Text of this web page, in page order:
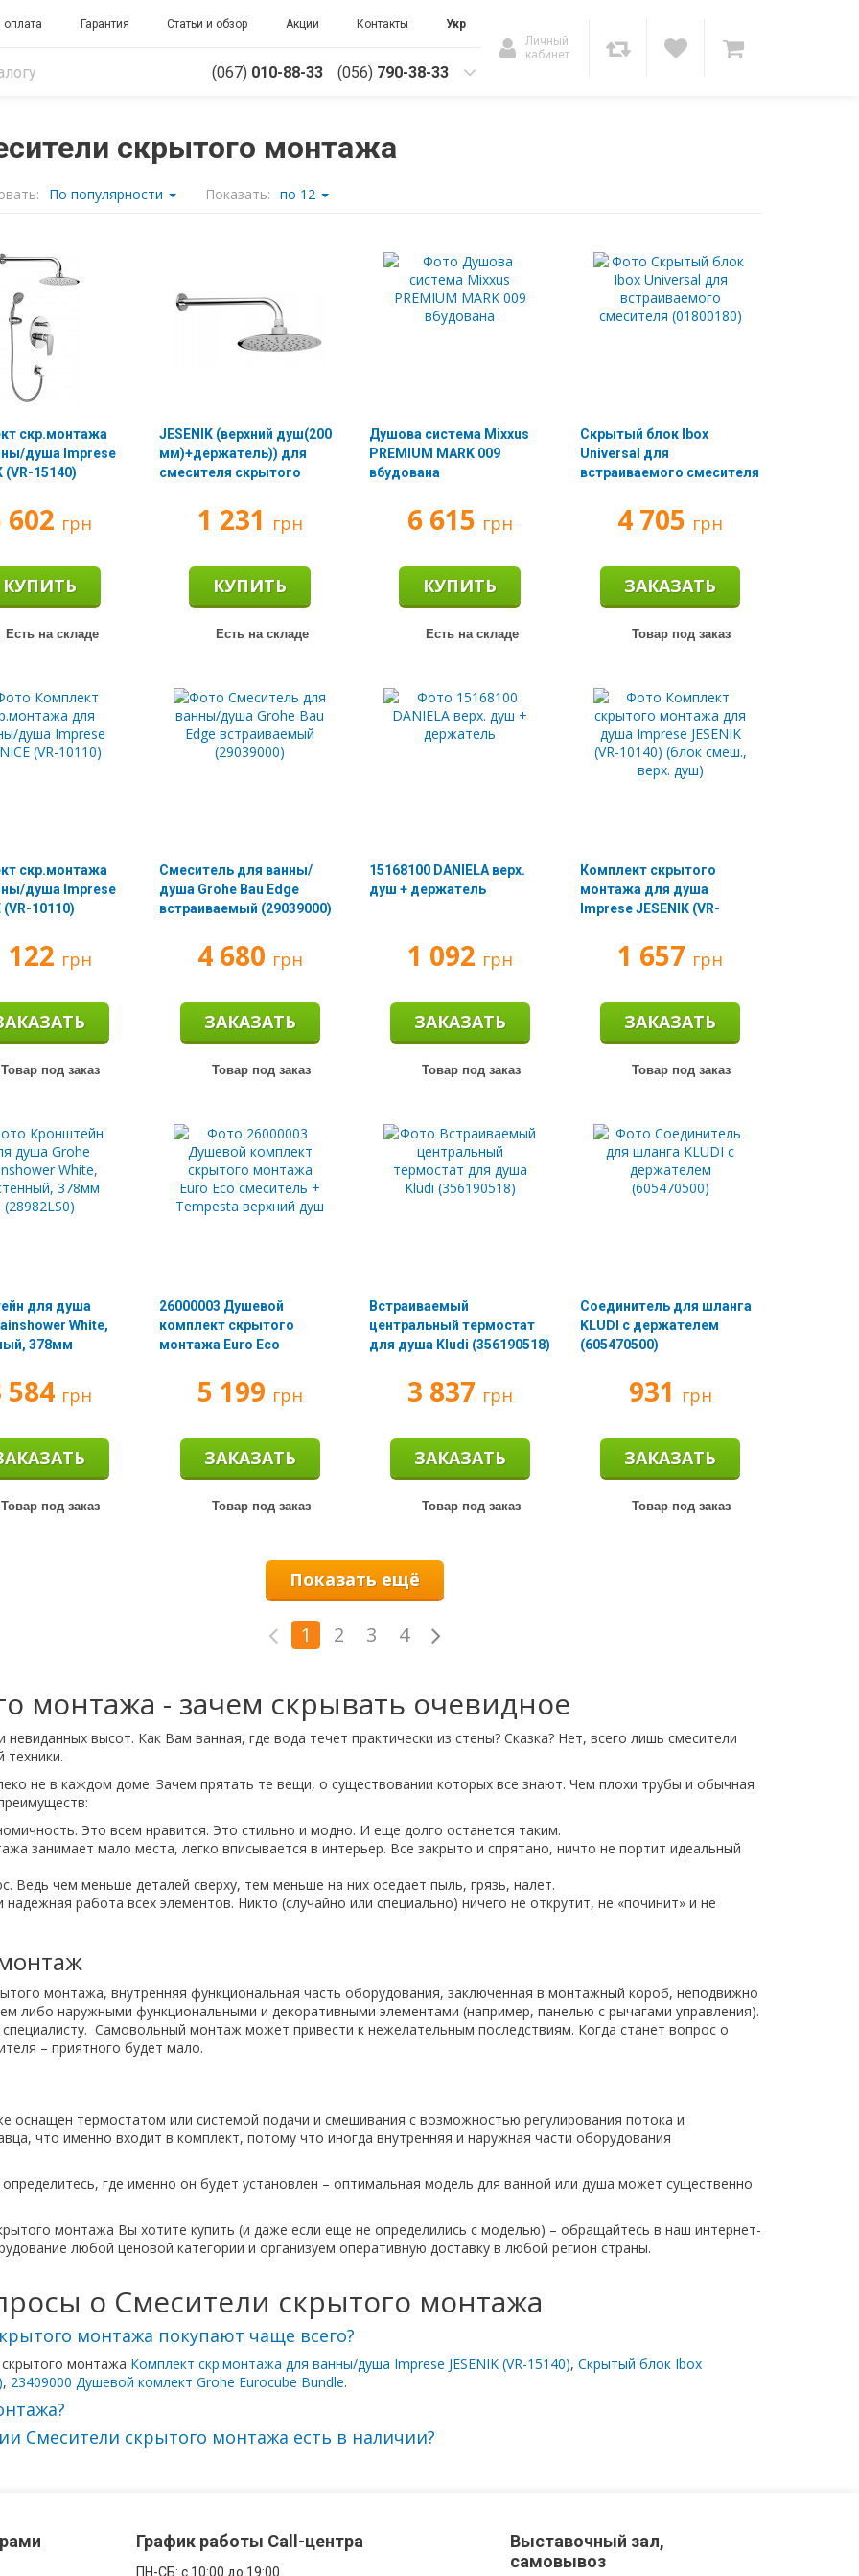
оплата Гарантия Статьи и обзор Акции Контакты Укр
(067)010-88-33 (056)790-38-33
Личный
кабинет
скрытого монтажа
По популярности Показать: по 12
скр.монтажа
душа Imprese
(VR-15140)
602 грн
КУПИТЬ
Есть на складе
JESENIK (верхний душ(200
мм)+держатель)) для
смесителя скрытого
1 231 грн
КУПИТЬ
Есть на складе
Душова система Mixxus
PREMIUM MARK 009
вбудована
6 615 грн
КУПИТЬ
Есть на складе
Скрытый блок Ibox
Universal для
встраиваемого смесителя
4 705 грн
ЗАКАЗАТЬ
Товар под заказ
скр.монтажа
душа Imprese
(VR-10110)
122 грн
Товар под заказ
Смеситель для ванны/
душа Grohe Bau Edge
встраиваемый (29039000)
4 680 грн
ЗАКАЗАТЬ
Товар под заказ
15168100 DANIELA верх.
душ + держатель
1 092 грн
ЗАКАЗАТЬ
Товар под заказ
Комплект скрытого
монтажа для душа
Imprese JESENIK (VR-
1 657 грн
ЗАКАЗАТЬ
Товар под заказ
для душа
White,
378мм
584 грн
Товар под заказ
26000003 Душевой
комплект скрытого
монтажа Euro Eco
верхний душ
5 199 грн
ЗАКАЗАТЬ
Товар под заказ
Встраиваемый
центральный термостат
для душа Kludi (356190518)
3 837 грн
ЗАКАЗАТЬ
Товар под заказ
Соединитель для шланга
KLUDI с держателем
(605470500)
931 грн
ЗАКАЗАТЬ
Товар под заказ
Показать ещё
1 2 3 4
монтажа - зачем скрывать очевидное
невиданных высот. Как Вам ванная, где вода течет практически из стены? Сказка? Нет, всего лишь смесители
не в каждом доме. Зачем прятать те вещи, о существовании которых все знают. Чем плохи трубы и обычная
Это всем нравится. Это стильно и модно. И еще долго останется таким.
занимает мало места, легко вписывается в интерьер. Все закрыто и спрятано, ничто не портит идеальный
Ведь чем меньше деталей сверху, тем меньше на них оседает пыль, грязь, налет.
работа всех элементов. Никто (случайно или специально) ничего не открутит, не «починит» и не
монтажа, внутренняя функциональная часть оборудования, заключенная в монтажный короб, неподвижно
либо наружными функциональными и декоративными элементами (например, панелью с рычагами управления).
Самовольный монтаж может привести к нежелательным последствиям. Когда станет вопрос о
– приятного будет мало.
оснащен термостатом или системой подачи и смешивания с возможностью регулирования потока и
что именно входит в комплект, потому что иногда внутренняя и наружная части оборудования
где именно он будет установлен – оптимальная модель для ванной или душа может существенно
монтажа Вы хотите купить (и даже если еще не определились с моделью) – обращайтесь в наш интернет-
любой ценовой категории и организуем оперативную доставку в любой регион страны.
о Смесители скрытого монтажа
монтажа покупают чаще всего?
монтажа Комплект скр.монтажа для ванны/душа Imprese JESENIK (VR-15140), Скрытый блок Ibox
, 23409000 Душевой комлект Grohe Eurocube Bundle.
Смесители скрытого монтажа есть в наличии?
График работы Call-центра
ПН-CБ: с 10:00 до 19:00
Выставочный зал,
самовывоз